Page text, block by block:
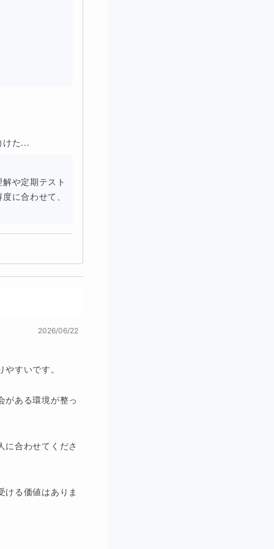
です
能です。
のではなく、なぜ
す。
だけます。
条件を正しく確認
指導を大切にして
落とさない力を身
経験を活かし、授
うに学習を進めて
けた...
や定期テスト
に合わせて、
2026/06/22
すいです。
がある環境が整っ
に合わせてくださ
ける価値はありま